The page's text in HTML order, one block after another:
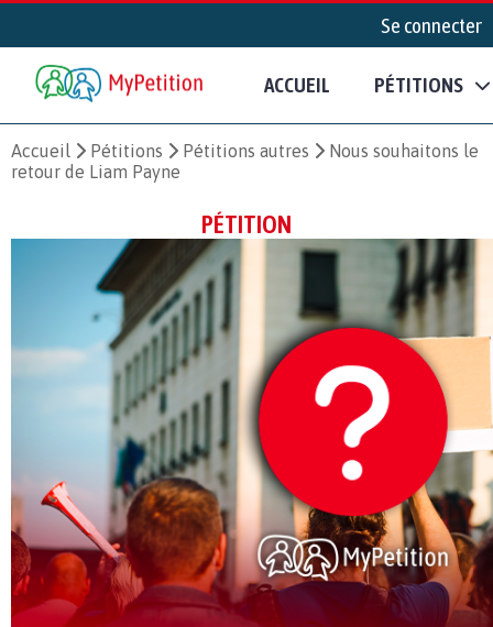
Se connecter
ACCUEIL PÉTITIONS
Accueil Pétitions Pétitions autres
Nous souhaitons le
retour de Liam Payne
PÉTITION